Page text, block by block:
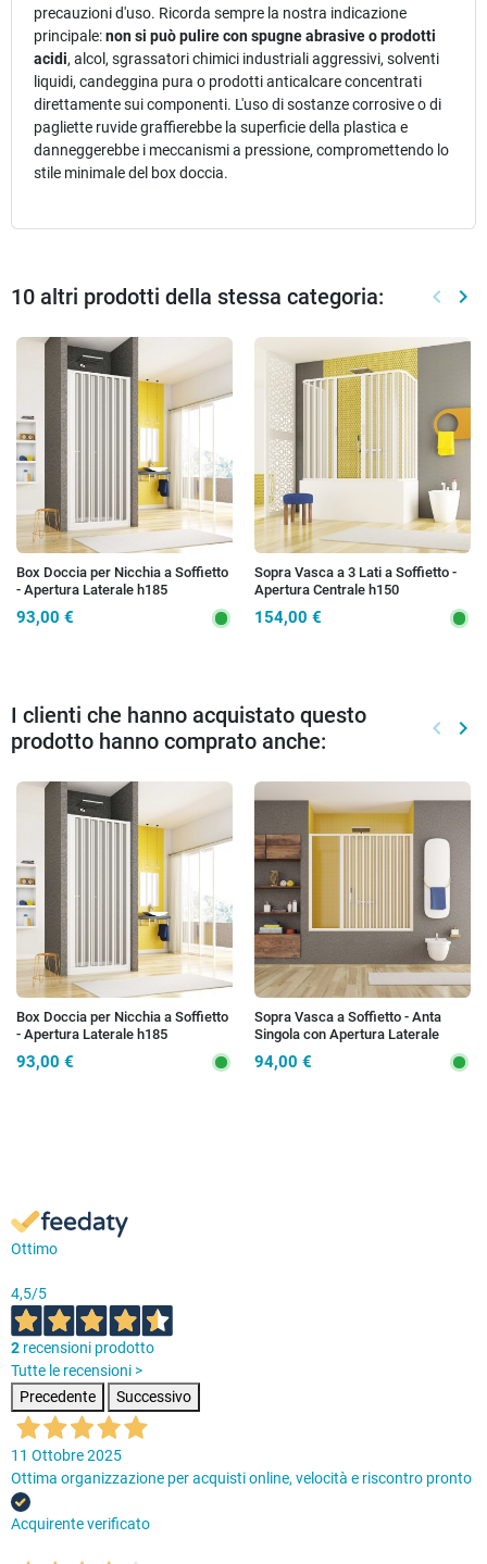
precauzioni d'uso. Ricorda sempre la nostra indicazione
principale:non si può pulire con spugne abrasive o prodotti
acidi, alcol, sgrassatori chimici industriali aggressivi, solventi
liquidi, candeggina pura o prodotti anticalcare concentrati
direttamente sui componenti. L'uso di sostanze corrosive o di
pagliette ruvide graffierebbe la superficie della plastica e
danneggerebbe i meccanismi a pressione, compromettendo lo
stile minimale del box doccia.
10 altri prodotti della stessa categoria: keyboard_arrow_left keyboard_arrow_right
Box Doccia per Nicchia a Soffietto
- Apertura Laterale h185
93,00 €
Sopra Vasca a 3 Lati a Soffietto -
Apertura Centrale h150
154,00 €
I clienti che hanno acquistato questo
prodotto hanno comprato anche:
keyboard_arrow_left keyboard_arrow_right
Box Doccia per Nicchia a Soffietto
- Apertura Laterale h185
93,00 €
Sopra Vasca a Soffietto - Anta
Singola con Apertura Laterale
94,00 €
Ottimo
4,5/5
2 recensioni prodotto
Tutte le recensioni >
Precedente
Successivo
11 Ottobre 2025
Ottima organizzazione per acquisti online, velocità e riscontro pronto
Acquirente verificato